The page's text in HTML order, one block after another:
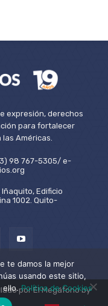
expresión, derechos
para fortalecer
Américas.
98 767-5305/ e-
Edificio
1002. Quito-
por El Megáfono by
te damos la mejor
usando este sitio,
ello.Política de Cookies